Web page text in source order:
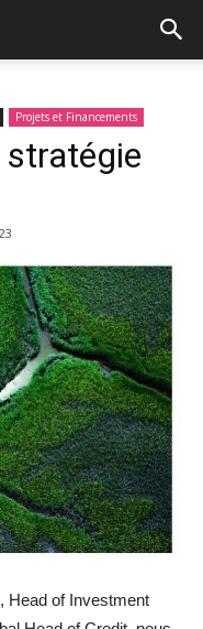
Projets et Financements
stratégie
Head of Investment